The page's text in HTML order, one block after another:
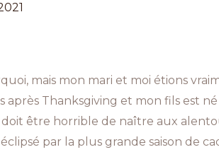
mais mon mari et moi étions
Thanksgiving et mon fils est
être horrible de naître aux
par la plus grande saison de